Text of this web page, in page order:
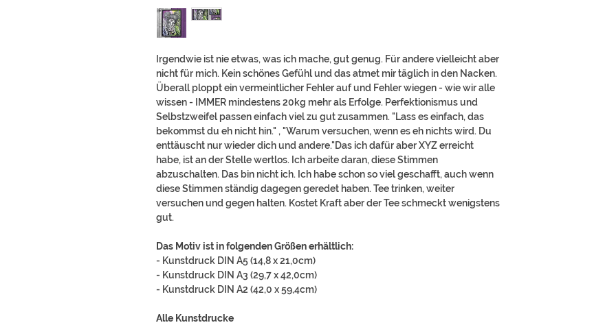
Irgendwie ist nie etwas, was ich mache, gut genug. Für andere vielleicht aber
nicht für mich. Kein schönes Gefühl und das atmet mir täglich in den Nacken.
Überall ploppt ein vermeintlicher Fehler auf und Fehler wiegen - wie wir alle
wissen - IMMER mindestens 20kg mehr als Erfolge. Perfektionismus und
Selbstzweifel passen einfach viel zu gut zusammen. "Lass es einfach, das
bekommst du eh nicht hin." , "Warum versuchen, wenn es eh nichts wird. Du
enttäuscht nur wieder dich und andere."Das ich dafür aber XYZ erreicht
habe, ist an der Stelle wertlos. Ich arbeite daran, diese Stimmen
abzuschalten. Das bin nicht ich. Ich habe schon so viel geschafft, auch wenn
diese Stimmen ständig dagegen geredet haben. Tee trinken, weiter
versuchen und gegen halten. Kostet Kraft aber der Tee schmeckt wenigstens
gut.
Das Motiv ist in folgenden Größen erhältlich:
- Kunstdruck DIN A5 (14,8 x 21,0cm)
- Kunstdruck DIN A3 (29,7 x 42,0cm)
- Kunstdruck DIN A2 (42,0 x 59,4cm)
Alle Kunstdrucke